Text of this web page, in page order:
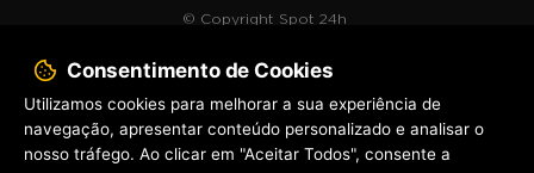
© Copyright Spot 24h
2020. Todos os direitos
reservados.
Política de Privacidade
Consentimento de Cookies
Utilizamos cookies para melhorar a sua experiência de
navegação, apresentar conteúdo personalizado e analisar o
nosso tráfego. Ao clicar em "Aceitar Todos", consente a